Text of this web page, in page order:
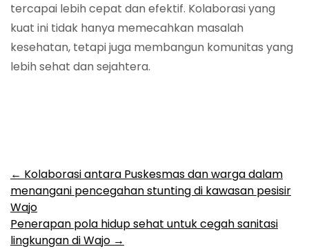
tercapai lebih cepat dan efektif. Kolaborasi yang
kuat ini tidak hanya memecahkan masalah
kesehatan, tetapi juga membangun komunitas yang
lebih sehat dan sejahtera.
Post
navigation
← Kolaborasi antara Puskesmas dan warga dalam
menangani pencegahan stunting di kawasan pesisir
Wajo
Penerapan pola hidup sehat untuk cegah sanitasi
lingkungan di Wajo →